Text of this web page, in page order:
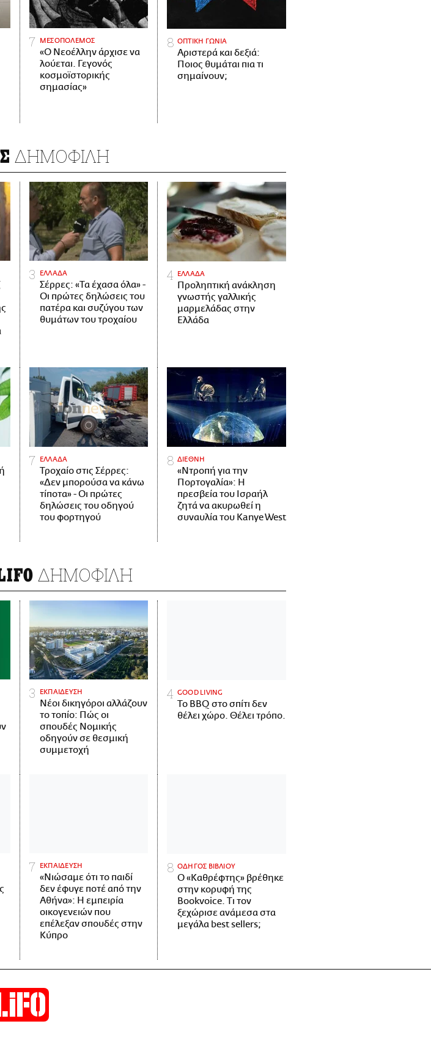
ΜΕΣΟΠΟΛΕΜΟΣ
«Ο Νεοέλλην άρχισε να
λούεται. Γεγονός
κοσμοϊστορικής
σημασίας»
ΟΠΤΙΚΗ ΓΩΝΙΑ
Αριστερά και δεξιά:
Ποιος θυμάται πια τι
σημαίνουν;
ΔΗΜΟΦΙΛΗ
ΕΛΛΑΔΑ
Σέρρες: «Τα έχασα όλα» -
Οι πρώτες δηλώσεις του
πατέρα και συζύγου των
θυμάτων του τροχαίου
ΕΛΛΑΔΑ
Προληπτική ανάκληση
γνωστής γαλλικής
μαρμελάδας στην
Ελλάδα
ΕΛΛΑΔΑ
Τροχαίο στις Σέρρες:
«Δεν μπορούσα να κάνω
τίποτα» - Οι πρώτες
δηλώσεις του οδηγού
του φορτηγού
ΔΙΕΘΝΗ
«Ντροπή για την
Πορτογαλία»: Η
πρεσβεία του Ισραήλ
ζητά να ακυρωθεί η
συναυλία του Kanye West
ΔΗΜΟΦΙΛΗ
ΕΚΠΑΙΔΕΥΣΗ
Νέοι δικηγόροι αλλάζουν
το τοπίο: Πώς οι
σπουδές Νομικής
οδηγούν σε θεσμική
συμμετοχή
GOOD LIVING
Το BBQ στο σπίτι δεν
θέλει χώρο. Θέλει τρόπο.
ΕΚΠΑΙΔΕΥΣΗ
«Νιώσαμε ότι το παιδί
δεν έφυγε ποτέ από την
Αθήνα»: Η εμπειρία
οικογενειών που
επέλεξαν σπουδές στην
Κύπρο
ΟΔΗΓΟΣ ΒΙΒΛΙΟΥ
Ο «Καθρέφτης» βρέθηκε
στην κορυφή της
Bookvoice. Τι τον
ξεχώρισε ανάμεσα στα
μεγάλα best sellers;